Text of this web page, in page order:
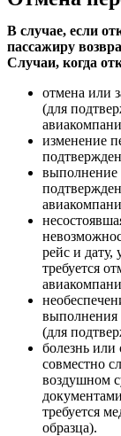
В случае, если
пассажиру
Случаи, когда
отмена или
(для
изменение
выполнение
рейс и дату,
требуется
выполнения
(для
болезнь или
совместно
воздушном
требуется
образца).